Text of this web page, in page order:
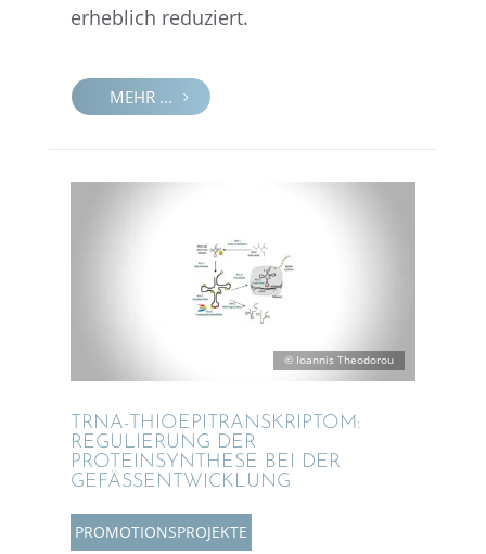
erheb­lich reduziert.
MEHR ...
TRNA-THIOEPI­­TRAN­SKRIP­­TOM:
REGULIE­RUNG DER
PROTE­IN­SYN­THESE BEI DER
GEFÄSSENTWICKLUNG
PROMO­TI­ONS­PRO­JEKTE
© Ioannis Theodorou